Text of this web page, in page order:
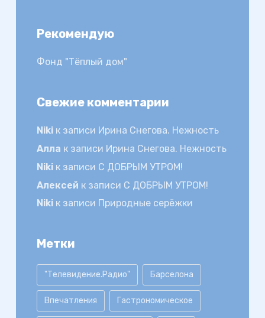
Рекомендую
Фонд "Тёплый дом"
Свежие комментарии
Nikiк записи Ирина Снегова. Нежность
Алла к записи Ирина Снегова. Нежность
Nikiк записи С ДОБРЫМ УТРОМ!
Алексей к записи С ДОБРЫМ УТРОМ!
Nikiк записи Природные серёжки
Метки
"Телевидение.Радио" Барселона
Впечатления Гастрономическое